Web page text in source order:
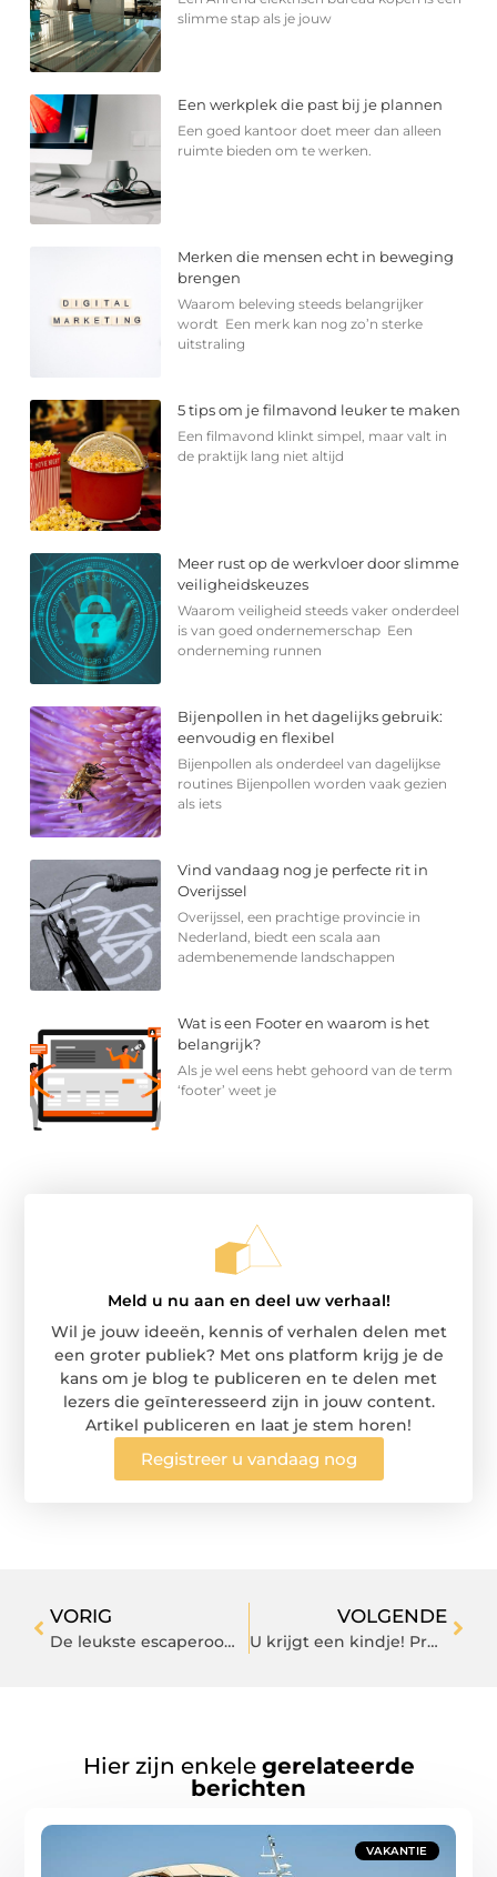
slimme stap als je jouw
Een werkplek die past bij je plannen
Een goed kantoor doet meer dan alleen
ruimte bieden om te werken.
Merken die mensen echt in beweging
brengen
Waarom beleving steeds belangrijker
wordt Een merk kan nog zo’n sterke
uitstraling
5 tips om je filmavond leuker te maken
Een filmavond klinkt simpel, maar valt in
de praktijk lang niet altijd
Meer rust op de werkvloer door slimme
veiligheidskeuzes
Waarom veiligheid steeds vaker onderdeel
is van goed ondernemerschap Een
onderneming runnen
Bijenpollen in het dagelijks gebruik:
eenvoudig en flexibel
Bijenpollen als onderdeel van dagelijkse
routines Bijenpollen worden vaak gezien
als iets
Vind vandaag nog je perfecte rit in
Overijssel
Overijssel, een prachtige provincie in
Nederland, biedt een scala aan
adembenemende landschappen
Wat is een Footer en waarom is het
belangrijk?
Als je wel eens hebt gehoord van de term
‘footer’ weet je
Meld u nu aan en deel uw verhaal!
Wil je jouw ideeën, kennis of verhalen delen met
een groter publiek? Met ons platform krijg je de
kans om je blog te publiceren en te delen met
lezers die geïnteresseerd zijn in jouw content.
Artikel publiceren en laat je stem horen!
Registreer u vandaag nog
VORIG
De leukste escaperoom van Enschede!
VOLGENDE
U krijgt een kindje! Proficiat! Wij helpen u graag verder bij ons verloskundig centrum in Nijmegen
Hier zijn enkele gerelateerde
berichten
VAKANTIE